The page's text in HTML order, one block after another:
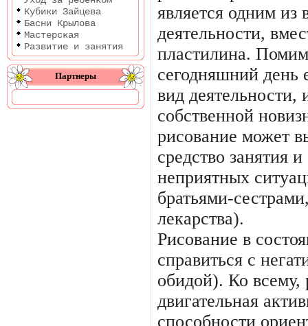
Кубики Зайцева
Басни Крылова
Мастерская
Развитие и занятия
Партнеры
является одним из
деятельности,
пластилина.
сегодняшний день
вид деятельности,
собственной
рисование может
средство занятия
неприятных
братьями-
лекарства).
Рисование в
справиться с
обидой). Ко всему,
двигательная
способности